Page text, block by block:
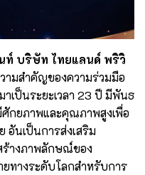
ท์ บริษัท ไทยแลนด์ พริวิ
ามสำคัญของความร่วมมือ
เป็นระยะเวลา 23 ปี มีพันธ
กยภาพและคุณภาพสูงเพื่อ
อันเป็นการส่งเสริม
ร้างภาพลักษณ์ของ
ทางระดับโลกสำหรับการ